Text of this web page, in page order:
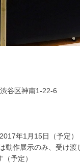
谷区神南1-22-6
年1月15日（予定）
動作展示のみ、受け渡
予定）